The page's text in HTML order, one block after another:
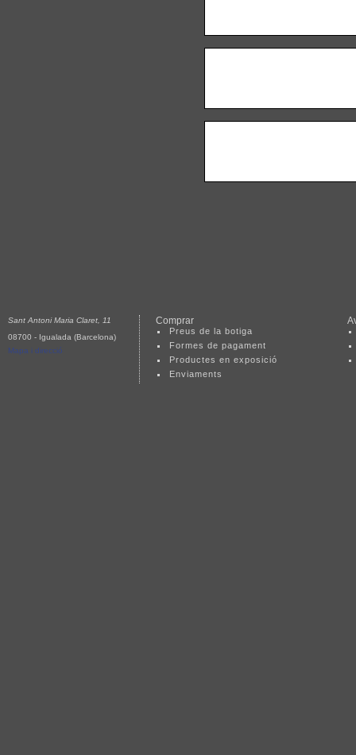
Sant Antoni Maria Claret, 11
08700 - Igualada (Barcelona)
Mapa i direcció
Comprar
Preus de la botiga
Formes de pagament
Productes en exposició
Enviaments